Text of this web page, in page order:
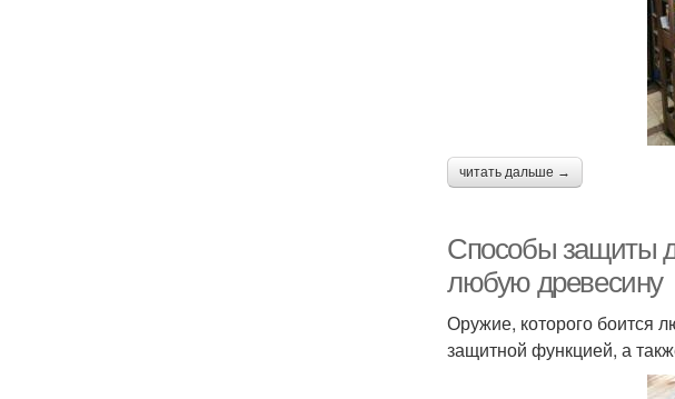
читать дальше →
Способы защиты
любую древесину
Оружие, которого боится
защитной функцией, а